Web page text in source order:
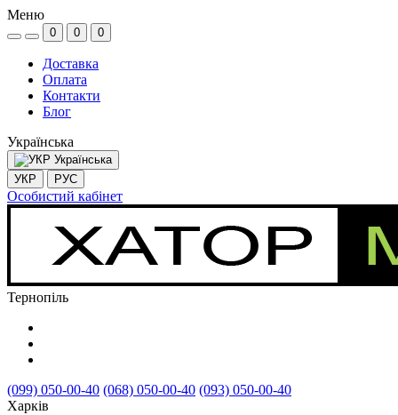
Меню
0 0 0
Доставка
Оплата
Контакти
Блог
Українська
Українська
УКР
РУС
Особистий кабінет
Тернопіль
(099) 050-00-40 (068) 050-00-40 (093) 050-00-40
Харків